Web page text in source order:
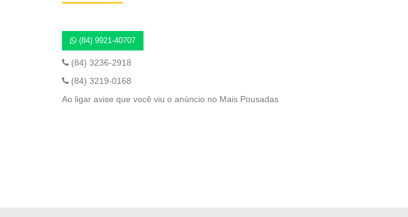
(84) 9921-40707
(84) 3236-2918
(84) 3219-0168
Ao ligar avise que você viu o anúncio no Mais Pousadas